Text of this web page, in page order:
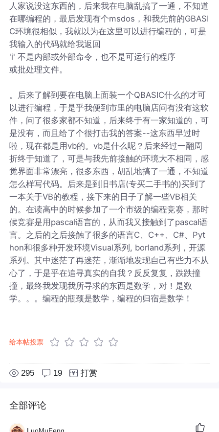
人家说没这东西的，后来我在电脑乱搞了一通，不知道
在哪编程的，最后发现有个msdos，和我先前的GBASI
C环境很相似，我就以为在这里可以进行编程的，可是
我输入的代码就给我返回
'i' 不是内部或外部命令，也不是可运行的程序
或批处理文件。
。后来了解到要在电脑上面装一个QBASIC什么的才可
以进行编程，于是乎我便到市里的电脑店问有没有这软
件，问了很多家都不知道，后来终于有一家知道的，可
是没有，而且给了个很打击我的答案--这东西早过时
啦，现在都是用vb的。vb是什么呢？后来经过一翻周
折终于知道了，可是与我先前接触的环境大不相同，感
觉界面非常漂亮，很多东西，胡乱地搞了一通，不知道
怎么样写代码。后来是到旧书店(专买二手书的)买到了
一本关于VB的教程，接下来的日子了解一些VB相关
的。在读高中的时候参加了一个市级的编程竞赛，那时
候竞赛是用pascal语言的，从而我又接触到了pascal语
言。之后的之后接触了很多的语言C、C++、C#、Pyt
hon和很多种开发环境Visual系列, borland系列，开源
系列。其中迷茫了再迷茫，渐渐地发现自己有些力不从
心了，于是乎在追寻真实的自我？反反复复，跌跌撞
撞，最终我发现我所寻求的东西是数学，对！是数
学。。。编程的瓶颈是数学，编程的归宿是数学！
给本帖投票
295 19 打赏
全部评论